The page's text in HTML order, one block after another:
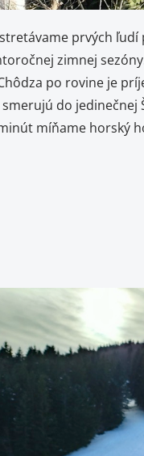
prvých ľudí
zimnej
po rovine je
do jedinečnej
míňame horský